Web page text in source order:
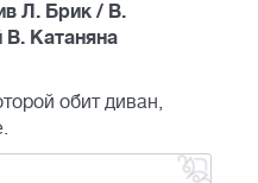
Л. Брик / В.
В. Катаняна
обит диван,